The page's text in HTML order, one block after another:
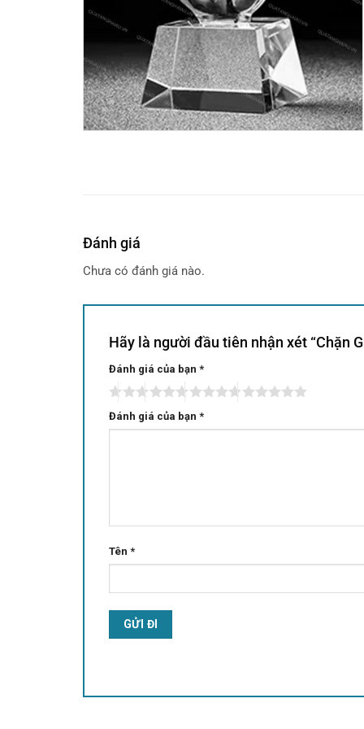
Đánh giá
Chưa có đánh giá nào.
Hãy là người đầu tiên nhận xét “Chặn
Đánh giá của bạn *
Đánh giá của bạn *
Tên *
Alternative: